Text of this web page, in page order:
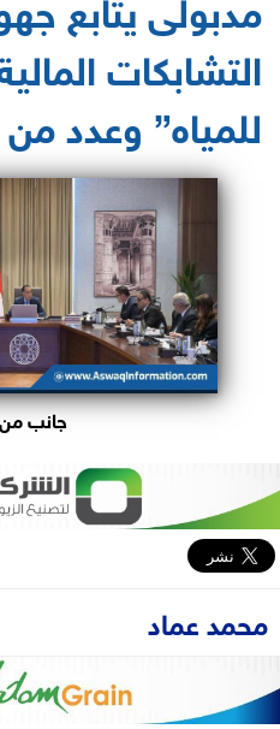
التشابكات
للمياه” وعدد
جانب من
محمد عماد